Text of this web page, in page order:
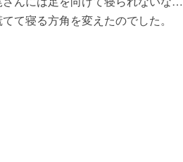
て寝る方角を変えたのでした。